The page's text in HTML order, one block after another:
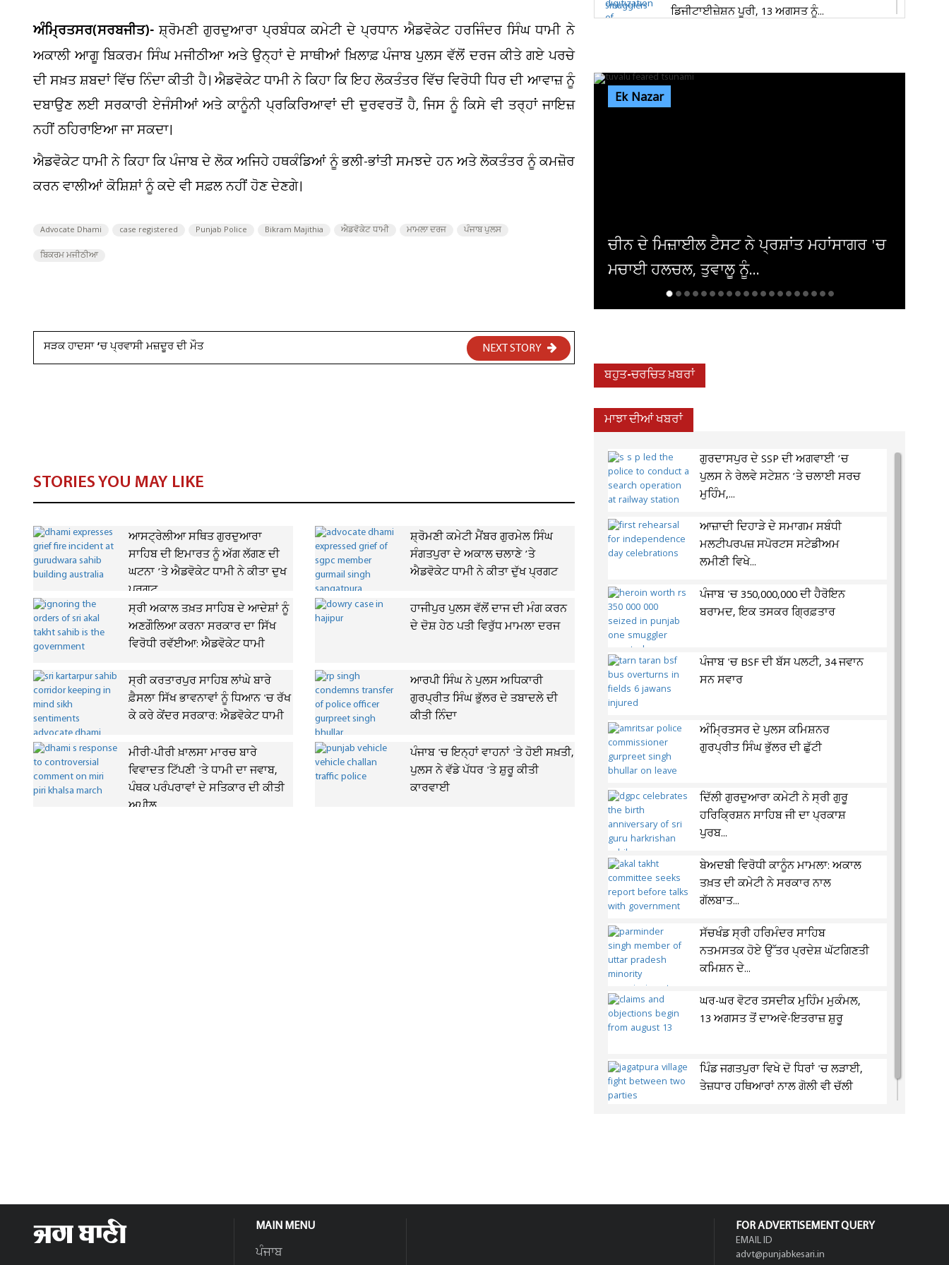
ਅੰਮ੍ਰਿਤਸਰ(ਸਰਬਜੀਤ)-ਸ਼੍ਰੋਮਣੀ ਗੁਰਦੁਆਰਾ ਪ੍ਰਬੰਧਕ ਕਮੇਟੀ ਦੇ ਪ੍ਰਧਾਨ ਐਡਵੋਕੇਟ ਹਰਜਿੰਦਰ ਸਿੰਘ ਧਾਮੀ ਨੇ
ਅਕਾਲੀ ਆਗੂ ਬਿਕਰਮ ਸਿੰਘ ਮਜੀਠੀਆ ਅਤੇ ਉਨ੍ਹਾਂ ਦੇ ਸਾਥੀਆਂ ਖ਼ਿਲਾਫ਼ ਪੰਜਾਬ ਪੁਲਸ ਵੱਲੋਂ ਦਰਜ ਕੀਤੇ ਗਏ ਪਰਚੇ
ਦੀ ਸਖ਼ਤ ਸ਼ਬਦਾਂ ਵਿੱਚ ਨਿੰਦਾ ਕੀਤੀ ਹੈ। ਐਡਵੋਕੇਟ ਧਾਮੀ ਨੇ ਕਿਹਾ ਕਿ ਇਹ ਲੋਕਤੰਤਰ ਵਿੱਚ ਵਿਰੋਧੀ ਧਿਰ ਦੀ ਆਵਾਜ਼ ਨੂੰ
ਦਬਾਉਣ ਲਈ ਸਰਕਾਰੀ ਏਜੰਸੀਆਂ ਅਤੇ ਕਾਨੂੰਨੀ ਪ੍ਰਕਿਰਿਆਵਾਂ ਦੀ ਦੁਰਵਰਤੋਂ ਹੈ, ਜਿਸ ਨੂੰ ਕਿਸੇ ਵੀ ਤਰ੍ਹਾਂ ਜਾਇਜ਼
ਨਹੀਂ ਠਹਿਰਾਇਆ ਜਾ ਸਕਦਾ।
ਐਡਵੋਕੇਟ ਧਾਮੀ ਨੇ ਕਿਹਾ ਕਿ ਪੰਜਾਬ ਦੇ ਲੋਕ ਅਜਿਹੇ ਹਥਕੰਡਿਆਂ ਨੂੰ ਭਲੀ-ਭਾਂਤੀ ਸਮਝਦੇ ਹਨ ਅਤੇ ਲੋਕਤੰਤਰ ਨੂੰ ਕਮਜ਼ੋਰ
ਕਰਨ ਵਾਲੀਆਂ ਕੋਸ਼ਿਸ਼ਾਂ ਨੂੰ ਕਦੇ ਵੀ ਸਫ਼ਲ ਨਹੀਂ ਹੋਣ ਦੇਣਗੇ।
Advocate Dhami case registered Punjab Police Bikram Majithia ਐਡਵੋਕੇਟ ਧਾਮੀ ਮਾਮਲਾ ਦਰਜ ਪੰਜਾਬ ਪੁਲਸ
ਬਿਕਰਮ ਮਜੀਠੀਆ
ਸੜਕ ਹਾਦਸਾ ’ਚ ਪ੍ਰਵਾਸੀ ਮਜ਼ਦੂਰ ਦੀ ਮੌਤ NEXT STORY
STORIES YOU MAY LIKE
ਆਸਟ੍ਰੇਲੀਆ ਸਥਿਤ ਗੁਰਦੁਆਰਾ
ਸਾਹਿਬ ਦੀ ਇਮਾਰਤ ਨੂੰ ਅੱਗ ਲੱਗਣ ਦੀ
ਘਟਨਾ ’ਤੇ ਐਡਵੋਕੇਟ ਧਾਮੀ ਨੇ ਕੀਤਾ ਦੁਖ
ਪ੍ਰਗਟ
ਸ਼੍ਰੋਮਣੀ ਕਮੇਟੀ ਮੈਂਬਰ ਗੁਰਮੇਲ ਸਿੰਘ
ਸੰਗਤਪੁਰਾ ਦੇ ਅਕਾਲ ਚਲਾਣੇ ’ਤੇ
ਐਡਵੋਕੇਟ ਧਾਮੀ ਨੇ ਕੀਤਾ ਦੁੱਖ ਪ੍ਰਗਟ
ਸ੍ਰੀ ਅਕਾਲ ਤਖ਼ਤ ਸਾਹਿਬ ਦੇ ਆਦੇਸ਼ਾਂ ਨੂੰ
ਅਣਗੌਲਿਆ ਕਰਨਾ ਸਰਕਾਰ ਦਾ ਸਿੱਖ
ਵਿਰੋਧੀ ਰਵੱਈਆ: ਐਡਵੋਕੇਟ ਧਾਮੀ
ਹਾਜੀਪੁਰ ਪੁਲਸ ਵੱਲੋਂ ਦਾਜ ਦੀ ਮੰਗ ਕਰਨ
ਦੇ ਦੋਸ਼ ਹੇਠ ਪਤੀ ਵਿਰੁੱਧ ਮਾਮਲਾ ਦਰਜ
ਸ੍ਰੀ ਕਰਤਾਰਪੁਰ ਸਾਹਿਬ ਲਾਂਘੇ ਬਾਰੇ
ਫ਼ੈਸਲਾ ਸਿੱਖ ਭਾਵਨਾਵਾਂ ਨੂੰ ਧਿਆਨ 'ਚ ਰੱਖ
ਕੇ ਕਰੇ ਕੇਂਦਰ ਸਰਕਾਰ: ਐਡਵੋਕੇਟ ਧਾਮੀ
ਆਰਪੀ ਸਿੰਘ ਨੇ ਪੁਲਸ ਅਧਿਕਾਰੀ
ਗੁਰਪ੍ਰੀਤ ਸਿੰਘ ਭੁੱਲਰ ਦੇ ਤਬਾਦਲੇ ਦੀ
ਕੀਤੀ ਨਿੰਦਾ
ਮੀਰੀ-ਪੀਰੀ ਖ਼ਾਲਸਾ ਮਾਰਚ ਬਾਰੇ
ਵਿਵਾਦਤ ਟਿੱਪਣੀ 'ਤੇ ਧਾਮੀ ਦਾ ਜਵਾਬ,
ਪੰਥਕ ਪਰੰਪਰਾਵਾਂ ਦੇ ਸਤਿਕਾਰ ਦੀ ਕੀਤੀ
ਅਪੀਲ
ਪੰਜਾਬ 'ਚ ਇਨ੍ਹਾਂ ਵਾਹਨਾਂ 'ਤੇ ਹੋਈ ਸਖ਼ਤੀ,
ਪੁਲਸ ਨੇ ਵੱਡੇ ਪੱਧਰ 'ਤੇ ਸ਼ੁਰੂ ਕੀਤੀ
ਕਾਰਵਾਈ
ਡਿਜੀਟਾਈਜ਼ੇਸ਼ਨ ਪੂਰੀ, 13 ਅਗਸਤ ਨੂੰ...
Ek Nazar
ਚੀਨ ਦੇ ਮਿਜ਼ਾਈਲ ਟੈਸਟ ਨੇ ਪ੍ਰਸ਼ਾਂਤ ਮਹਾਂਸਾਗਰ 'ਚ
ਪਾਕਿਸਤਾਨ ਨੇ ਮੀਡੀਆ ਅਧਿਕਾਰਾਂ 'ਤੇ
ਸਖ਼ਤੀ ਪਰ ਯੂਰਪ ਚੁੱਪ
ਬਹੁਤ-ਚਰਚਿਤ ਖ਼ਬਰਾਂ
ਮਾਝਾ ਦੀਆਂ ਖਬਰਾਂ
ਗੁਰਦਾਸਪੁਰ ਦੇ SSP ਦੀ ਅਗਵਾਈ ’ਚ
ਪੁਲਸ ਨੇ ਰੇਲਵੇ ਸਟੇਸ਼ਨ ’ਤੇ ਚਲਾਈ ਸਰਚ
ਮੁਹਿੰਮ,...
ਆਜ਼ਾਦੀ ਦਿਹਾੜੇ ਦੇ ਸਮਾਗਮ ਸਬੰਧੀ
ਮਲਟੀਪਰਪਜ਼ ਸਪੋਰਟਸ ਸਟੇਡੀਅਮ
ਲਮੀਣੀ ਵਿਖੇ...
ਪੰਜਾਬ 'ਚ 350,000,000 ਦੀ ਹੈਰੋਇਨ
ਬਰਾਮਦ, ਇਕ ਤਸਕਰ ਗ੍ਰਿਫ਼ਤਾਰ
ਪੰਜਾਬ 'ਚ BSF ਦੀ ਬੱਸ ਪਲਟੀ, 34 ਜਵਾਨ
ਸਨ ਸਵਾਰ
ਅੰਮ੍ਰਿਤਸਰ ਦੇ ਪੁਲਸ ਕਮਿਸ਼ਨਰ
ਗੁਰਪ੍ਰੀਤ ਸਿੰਘ ਭੁੱਲਰ ਦੀ ਛੁੱਟੀ
ਦਿੱਲੀ ਗੁਰਦੁਆਰਾ ਕਮੇਟੀ ਨੇ ਸ੍ਰੀ ਗੁਰੂ
ਹਰਿਕ੍ਰਿਸ਼ਨ ਸਾਹਿਬ ਜੀ ਦਾ ਪ੍ਰਕਾਸ਼
ਪੁਰਬ...
ਬੇਅਦਬੀ ਵਿਰੋਧੀ ਕਾਨੂੰਨ ਮਾਮਲਾ: ਅਕਾਲ
ਤਖ਼ਤ ਦੀ ਕਮੇਟੀ ਨੇ ਸਰਕਾਰ ਨਾਲ
ਗੱਲਬਾਤ...
ਸੱਚਖੰਡ ਸ੍ਰੀ ਹਰਿਮੰਦਰ ਸਾਹਿਬ
ਨਤਮਸਤਕ ਹੋਏ ਉੱਤਰ ਪ੍ਰਦੇਸ਼ ਘੱਟਗਿਣਤੀ
ਕਮਿਸ਼ਨ ਦੇ...
ਘਰ-ਘਰ ਵੋਟਰ ਤਸਦੀਕ ਮੁਹਿੰਮ ਮੁਕੰਮਲ,
13 ਅਗਸਤ ਤੋਂ ਦਾਅਵੇ-ਇਤਰਾਜ਼ ਸ਼ੁਰੂ
ਪਿੰਡ ਜਗਤਪੁਰਾ ਵਿਖੇ ਦੋ ਧਿਰਾਂ 'ਚ ਲੜਾਈ,
ਤੇਜ਼ਧਾਰ ਹਥਿਆਰਾਂ ਨਾਲ ਗੋਲੀ ਵੀ ਚੱਲੀ
MAIN MENU
ਪੰਜਾਬ
FOR ADVERTISEMENT QUERY
EMAIL ID
advt@punjabkesari.in